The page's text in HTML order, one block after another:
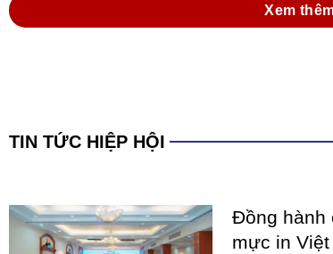
Xem
TIN TỨC HIỆP HỘI
Đồng hành
mực in